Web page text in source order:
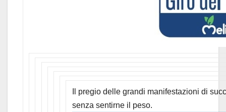
Il pregio delle grandi manifestazioni di
senza sentirne il peso.